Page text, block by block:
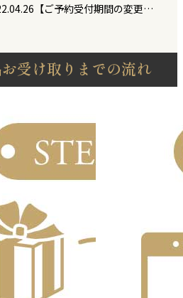
【ご予約受付期間の変更について】
受け取りまでの流れ